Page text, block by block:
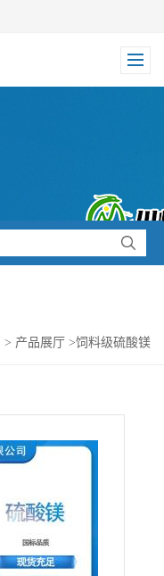
> 产品展厅 >饲料级硫酸镁